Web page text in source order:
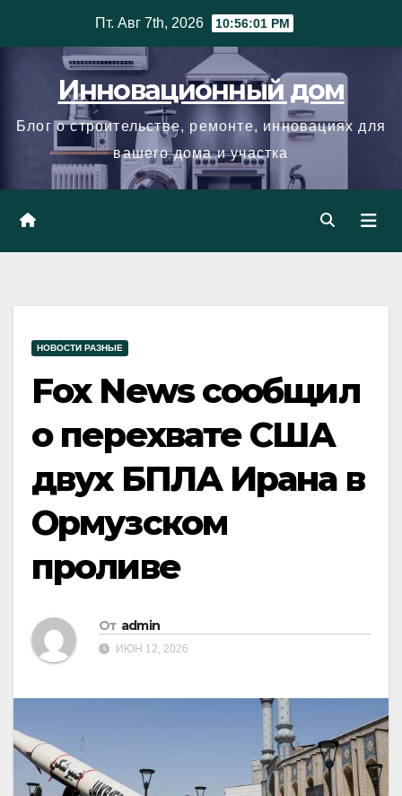
Пт. Авг 7th, 2026 10:56:02 PM
Инновационный дом
Блог о строительстве, ремонте, инновациях для
вашего дома и участка
НОВОСТИ РАЗНЫЕ
Fox News сообщил
о перехвате США
двух БПЛА Ирана в
Ормузском
проливе
От admin
ИЮН 12, 2026